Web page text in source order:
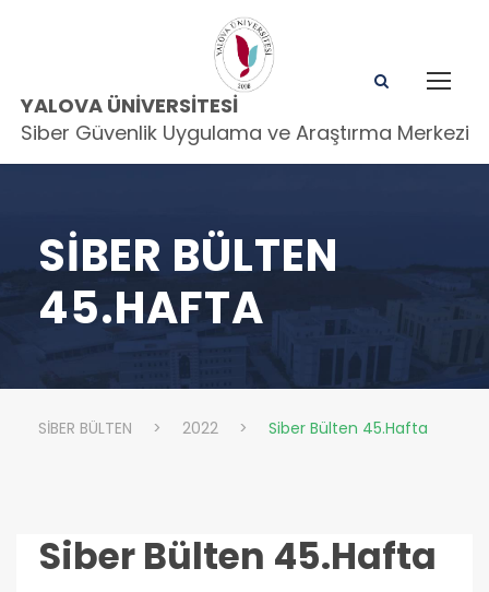
YALOVA ÜNIVERSITESI
Siber Güvenlik Uygulama ve Araştırma Merkezi
SIBER BÜLTEN
45.HAFTA
SİBER BÜLTEN > 2022 > Siber Bülten 45.Hafta
Siber Bülten 45.Hafta